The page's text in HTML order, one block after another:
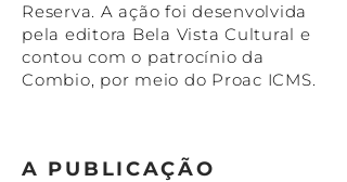
Reserva. A ação foi desenvolvida
pela editora Bela Vista Cultural e
contou com o patrocínio da
Combio, por meio do Proac ICMS.
A PUBLICAÇÃO